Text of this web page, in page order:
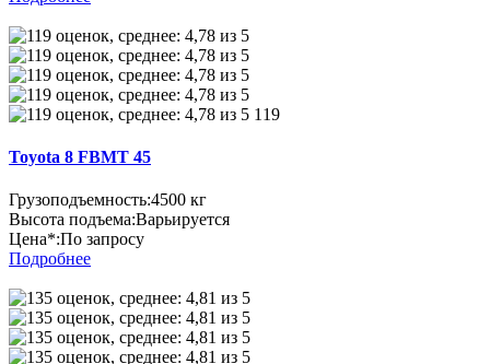
119
Toyota 8 FBMT 45
Грузоподъемность:4500 кг
Высота подъема:Варьируется
Цена*:По запросу
Подробнее